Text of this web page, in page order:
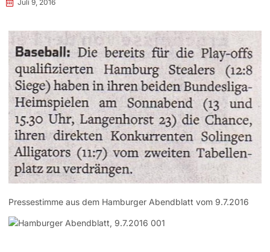
Juli 9, 2016
Pressestimme aus dem Hamburger Abendblatt vom 9.7.2016